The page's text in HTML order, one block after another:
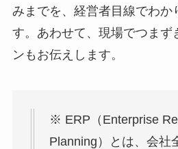
みまでを、経営者目線でわか
す。あわせて、現場でつまず
ンもお伝えします。
※ ERP（Enterprise
Planning）とは、会社